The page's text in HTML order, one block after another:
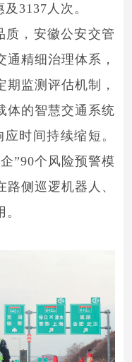
3137人次。
质，安徽公安交管
精细治理体系，
监测评估机制，
体的智慧交通系统
时间持续缩短。
”90个风险预警模
侧巡逻机器人、